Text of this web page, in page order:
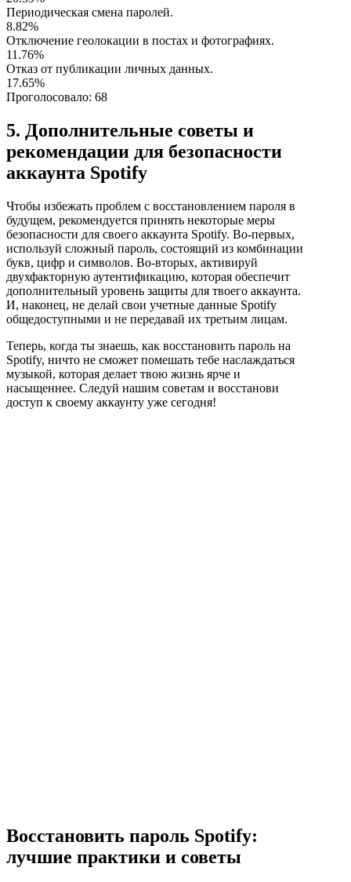
Периодическая смена паролей.
8.82%
Отключение геолокации в постах и фотографиях.
11.76%
Отказ от публикации личных данных.
17.65%
Проголосовало: 68
5. Дополнительные советы и
рекомендации для безопасности
аккаунта Spotify
Чтобы избежать проблем с восстановлением пароля в
будущем, рекомендуется принять некоторые меры
безопасности для своего аккаунта Spotify. Во-первых,
используй сложный пароль, состоящий из комбинации
букв, цифр и символов. Во-вторых, активируй
двухфакторную аутентификацию, которая обеспечит
дополнительный уровень защиты для твоего аккаунта.
И, наконец, не делай свои учетные данные Spotify
общедоступными и не передавай их третьим лицам.
Теперь, когда ты знаешь, как восстановить пароль на
Spotify, ничто не сможет помешать тебе наслаждаться
музыкой, которая делает твою жизнь ярче и
насыщеннее. Следуй нашим советам и восстанови
доступ к своему аккаунту уже сегодня!
Восстановить пароль Spotify:
лучшие практики и советы